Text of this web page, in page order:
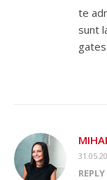
te
sunt
REPLY